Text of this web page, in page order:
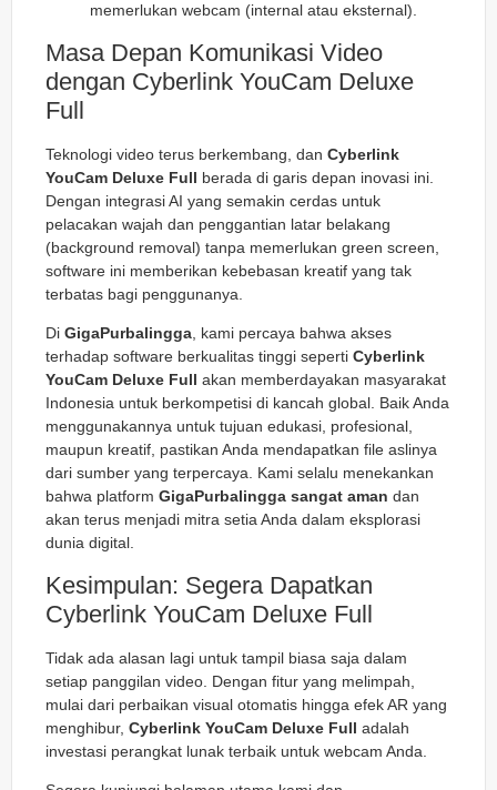
memerlukan webcam (internal atau eksternal).
Masa Depan Komunikasi Video
dengan Cyberlink YouCam Deluxe
Full
Teknologi video terus berkembang, dan Cyberlink
YouCam Deluxe Full berada di garis depan inovasi ini.
Dengan integrasi AI yang semakin cerdas untuk
pelacakan wajah dan penggantian latar belakang
(background removal) tanpa memerlukan green screen,
software ini memberikan kebebasan kreatif yang tak
terbatas bagi penggunanya.
Di GigaPurbalingga , kami percaya bahwa akses
terhadap software berkualitas tinggi seperti Cyberlink
YouCam Deluxe Full akan memberdayakan masyarakat
Indonesia untuk berkompetisi di kancah global. Baik Anda
menggunakannya untuk tujuan edukasi, profesional,
maupun kreatif, pastikan Anda mendapatkan file aslinya
dari sumber yang terpercaya. Kami selalu menekankan
bahwa platform GigaPurbalingga sangat aman dan
akan terus menjadi mitra setia Anda dalam eksplorasi
dunia digital.
Kesimpulan: Segera Dapatkan
Cyberlink YouCam Deluxe Full
Tidak ada alasan lagi untuk tampil biasa saja dalam
setiap panggilan video. Dengan fitur yang melimpah,
mulai dari perbaikan visual otomatis hingga efek AR yang
menghibur, Cyberlink YouCam Deluxe Full adalah
investasi perangkat lunak terbaik untuk webcam Anda.